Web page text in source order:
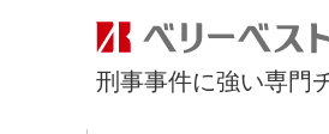
刑事事件に強い専門